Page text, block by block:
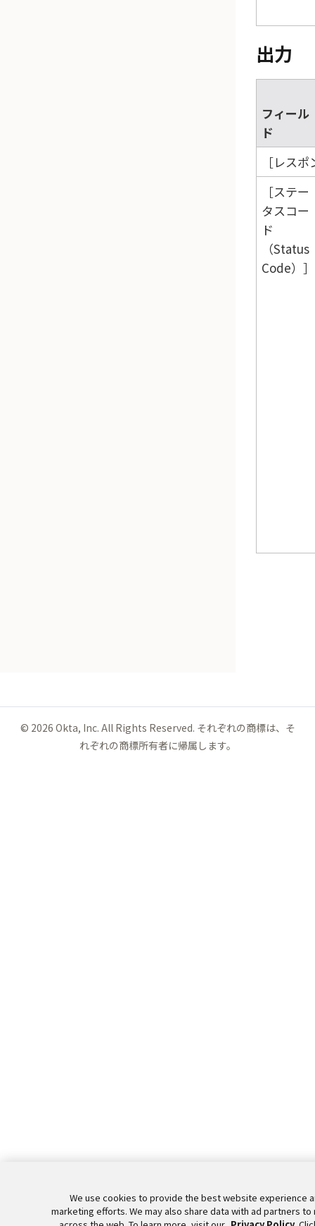
出力
フィール
ド
レスポ
ステー
タスコー
ド
（Status
Code）
© 2026 Okta, Inc. All Rights Reserved. それぞれの商標は、そ
れぞれの商標所有者に帰属します。
We use cookies to provide the best website experience
marketing efforts. We may also share data with ad partners